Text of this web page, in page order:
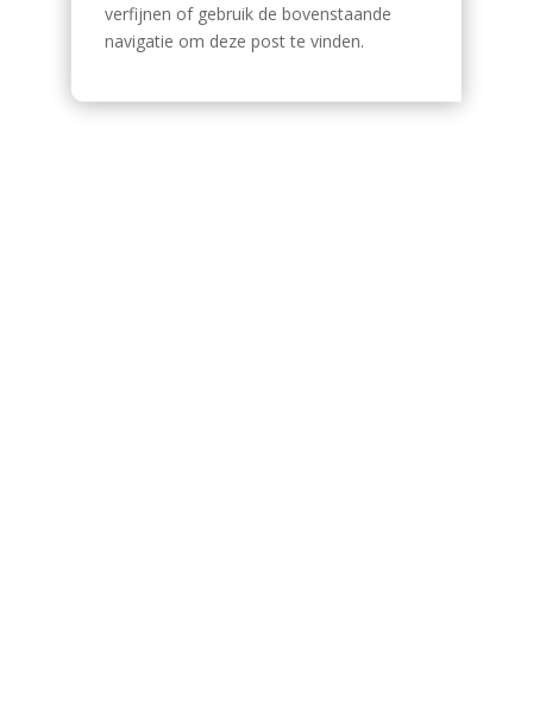
verfijnen of gebruik de bovenstaande
navigatie om deze post te vinden.